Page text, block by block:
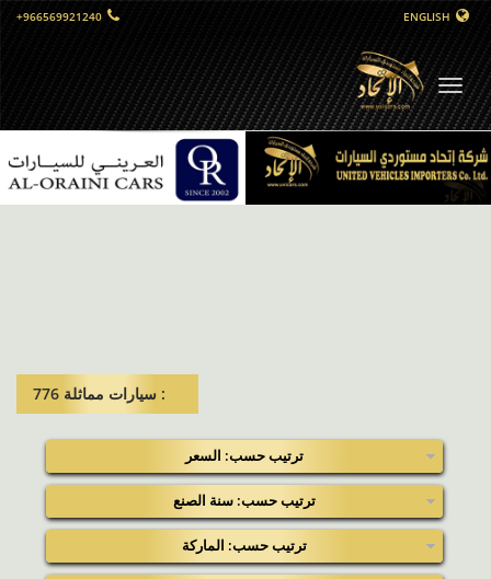
ENGLISH
+966569921240
التبديل
الملاحي
: سيارات مماثلة​ 776
ترتيب حسب: السعر
ترتيب حسب: سنة الصنع
ترتيب حسب: الماركة